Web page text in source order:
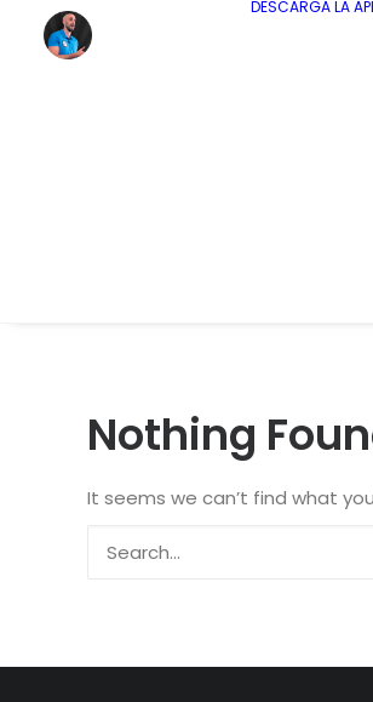
DESCARGA LA
Nothing
It seems we can’t find what